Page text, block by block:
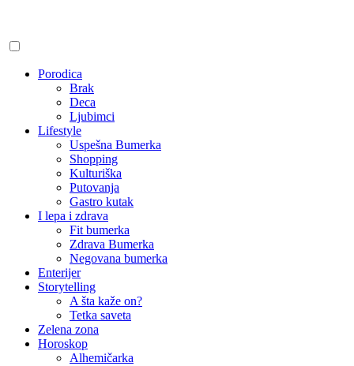
Porodica
Brak
Deca
Ljubimci
Lifestyle
Uspešna Bumerka
Shopping
Kulturiška
Putovanja
Gastro kutak
I lepa i zdrava
Fit bumerka
Zdrava Bumerka
Negovana bumerka
Enterijer
Storytelling
A šta kaže on?
Tetka saveta
Zelena zona
Horoskop
Alhemičarka